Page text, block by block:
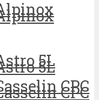
5L
CPC
5L
CPC